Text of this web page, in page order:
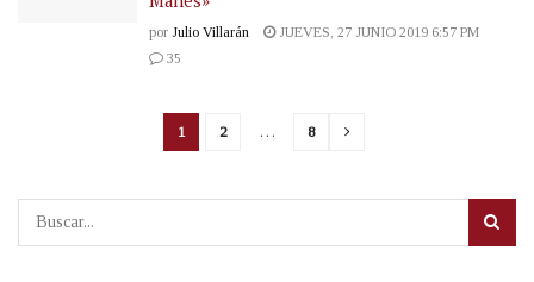
por Julio Villarán
JUEVES, 27 JUNIO 2019 6:57 PM
35
1 2 … 8